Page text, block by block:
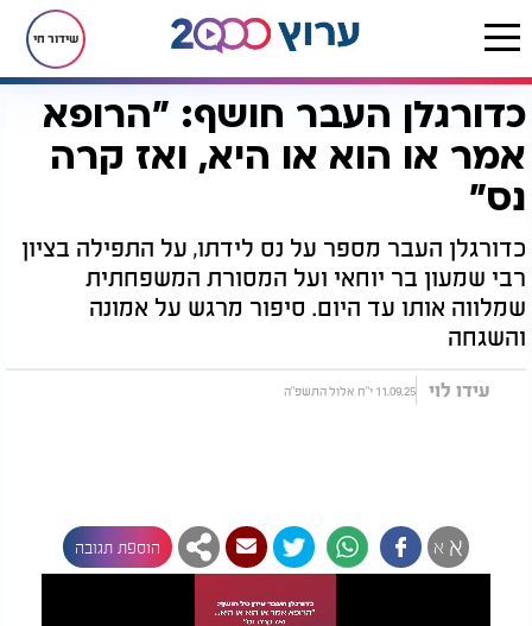
שידור חי
דף הבית יהדות כדורגלן העבר חושף: "הרופא אמר או הוא או היא, ואז קרה נס"
כדורגלן העבר חושף: "הרופא
אמר או הוא או היא, ואז קרה
נס"
כדורגלן העבר מספר על נס לידתו, על התפילה בציון
רבי שמעון בר יוחאי ועל המסורת המשפחתית
שמלווה אותו עד היום. סיפור מרגש על אמונה
והשגחה
עידו לוי 11.09.25 י"ח אלול התשפ"ה
א א הוספת תגובה